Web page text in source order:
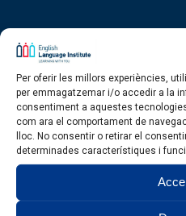
Per oferir les millors experiències,
per emmagatzemar i/o accedir a la
consentiment a aquestes
com ara el comportament de
lloc. No consentir o retirar el
determinades característiques i